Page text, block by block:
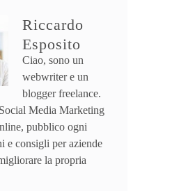
Riccardo
Esposito
Ciao, sono un
webwriter e un
blogger freelance.
Media Marketing
pubblico ogni
e consigli per aziende
la propria